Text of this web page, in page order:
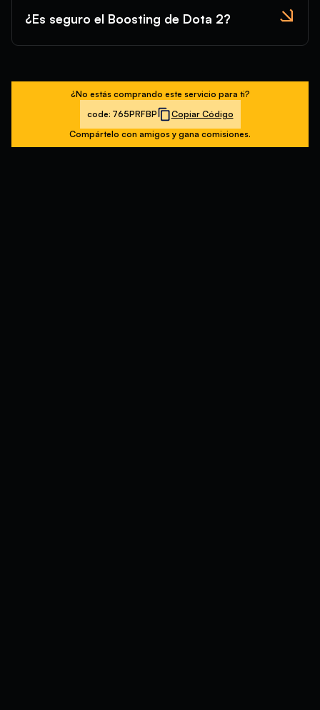
¿Es seguro el Boosting de Dota 2?
¿No estás comprando este servicio para ti?
code: 765PRFBP
Copiar Código
Compártelo con amigos y gana comisiones.